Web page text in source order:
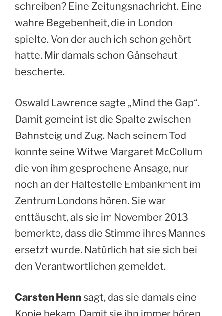
schreiben? Eine Zeitungsnachricht. Eine
wahre Begebenheit, die in London
spielte. Von der auch ich schon gehört
hatte. Mir damals schon Gänsehaut
bescherte.
Oswald Lawrence sagte „Mind the Gap“.
Damit gemeint ist die Spalte zwischen
Bahnsteig und Zug. Nach seinem Tod
konnte seine Witwe Margaret McCollum
die von ihm gesprochene Ansage, nur
noch an der Haltestelle Embankment im
Zentrum Londons hören. Sie war
enttäuscht, als sie im November 2013
bemerkte, dass die Stimme ihres Mannes
ersetzt wurde. Natürlich hat sie sich bei
den Verantwortlichen gemeldet.
Carsten Hennsagt, das sie damals eine